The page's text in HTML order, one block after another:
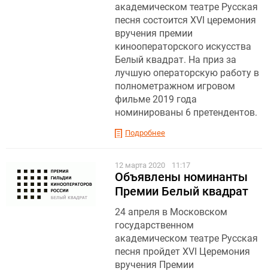
академическом театре Русская
песня состоится ХVI церемония
вручения премии
кинооператорского искусства
Белый квадрат. На приз за
лучшую операторскую работу в
полнометражном игровом
фильме 2019 года
номинированы 6 претендентов.
Подробнее
12 марта 2020 11:17
Объявлены номинанты
Премии Белый квадрат
24 апреля в Московском
государственном
академическом театре Русская
песня пройдет XVI Церемония
вручения Премии